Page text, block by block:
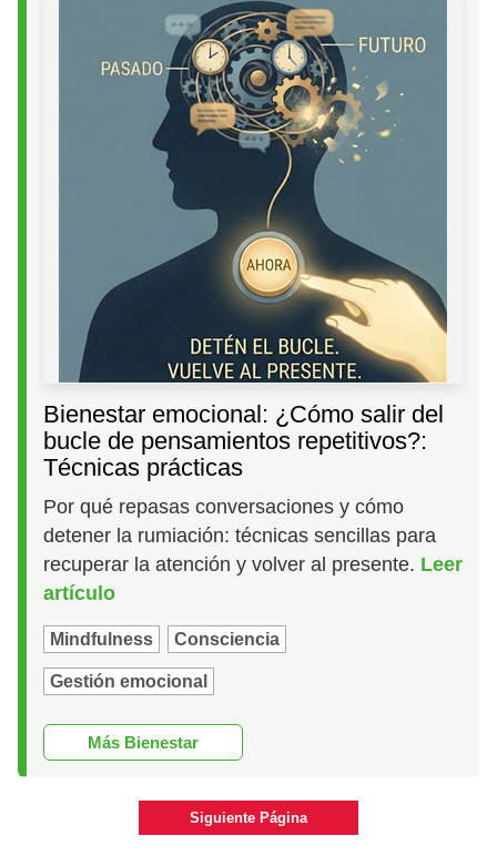
Bienestar emocional: ¿Cómo salir del
bucle de pensamientos repetitivos?:
Técnicas prácticas
Por qué repasas conversaciones y cómo
detener la rumiación: técnicas sencillas para
recuperar la atención y volver al presente. Leer
artículo
Mindfulness Consciencia
Gestión emocional
Más Bienestar
Siguiente Página